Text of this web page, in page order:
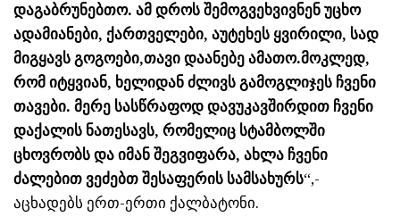
დაგაბრუნებთო. ამ დროს შემოგვეხვივნენ უცხო
ადამიანები, ქართველები, აუტეხეს ყვირილი, სად
მიგყავს გოგოები,თავი დაანებე ამათო.მოკლედ,
რომ იტყვიან, ხელიდან ძლივს გამოგლიჯეს ჩვენი
თავები. მერე სასწრაფოდ დავუკავშირდით ჩვენი
დაქალის ნათესავს, რომელიც სტამბოლში
ცხოვრობს და იმან შეგვიფარა, ახლა ჩვენი
ძალებით ვეძებთ შესაფერის სამსახურს“,-
აცხადებს ერთ-ერთი ქალბატონი.